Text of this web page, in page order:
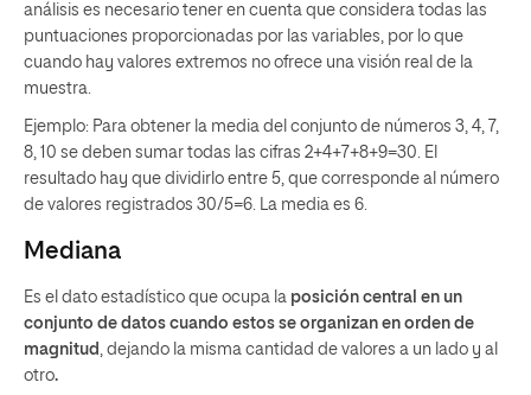
análisis es necesario tener en cuenta que considera todas las
puntuaciones proporcionadas por las variables, por lo que
cuando hay valores extremos no ofrece una visión real de la
muestra.
Ejemplo: Para obtener la media del conjunto de números 3, 4, 7,
8, 10 se deben sumar todas las cifras 2+4+7+8+9=30. El
resultado hay que dividirlo entre 5, que corresponde al número
de valores registrados 30/5=6. La media es 6.
Mediana
Es el dato estadístico que ocupa la posición central en un
conjunto de datos cuando estos se organizan en orden de
magnitud , dejando la misma cantidad de valores a un lado y al
otro.